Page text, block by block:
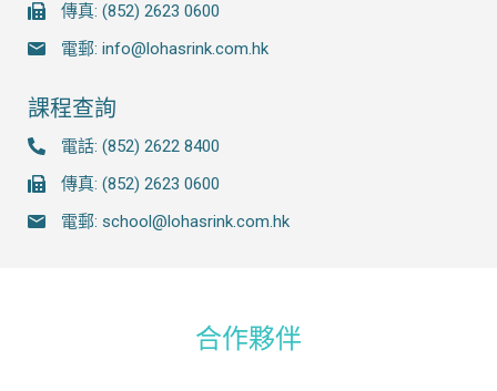
傳真: (852) 2623 0600
電郵: info@lohasrink.com.hk
課程查詢
電話: (852) 2622 8400
傳真: (852) 2623 0600
電郵: school@lohasrink.com.hk
合作夥伴